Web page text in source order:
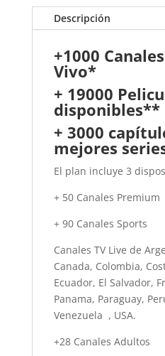
WWTV
WorldDescripción
+1000
Vivo*
+ 19000
disponibles**
+ 3000
mejores
El plan incluye 3
+ 50 Canales Premium
+ 90 Canales Sports
Canales TV Live de
Canada, Colombia,
Ecuador, El Salvador,
Panama, Paraguay,
Venezuela , USA.
+28 Canales Adultos